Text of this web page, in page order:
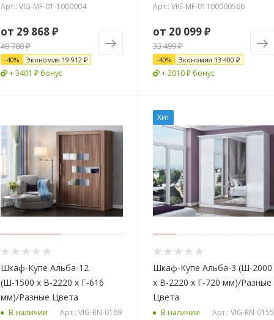
Арт.: VIG-MF-01-1000004
от 29 868 ₽
49 780 ₽
-40% Экономия 19 912 ₽
+ 3401 ₽ бонус
Арт.: VIG-MF-01100000566
от 20 099 ₽
33 499 ₽
-40% Экономия 13 400 ₽
+ 2010 ₽ бонус
Шкаф-Купе Альба-12
(Ш-1500 х В-2220 х Г-616
мм)/Разные Цвета
В наличии Арт.: VIG-RN-0169
Хит
Шкаф-Купе Альба-3 (Ш-2000
х В-2220 х Г-720 мм)/Разные
Цвета
В наличии Арт.: VIG-RN-0155